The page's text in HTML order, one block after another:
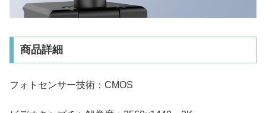
商品詳細
フォトセンサー技術：CMOS